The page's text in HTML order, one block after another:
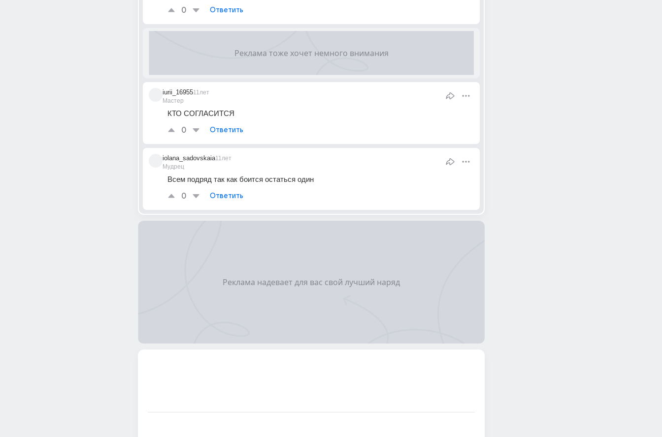
0 Ответить
iurii_16955
Мастер
11лет
КТО СОГЛАСИТСЯ
0 Ответить
iolana_sadovskaia
Мудрец
11лет
Всем подряд так как боится остаться один
0 Ответить